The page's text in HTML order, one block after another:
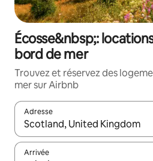
Écosse&nbsp;:
bord de mer
Trouvez et réservez des
mer sur Airbnb
Adresse
Lorsque les résultats s'affichent,
Arrivée